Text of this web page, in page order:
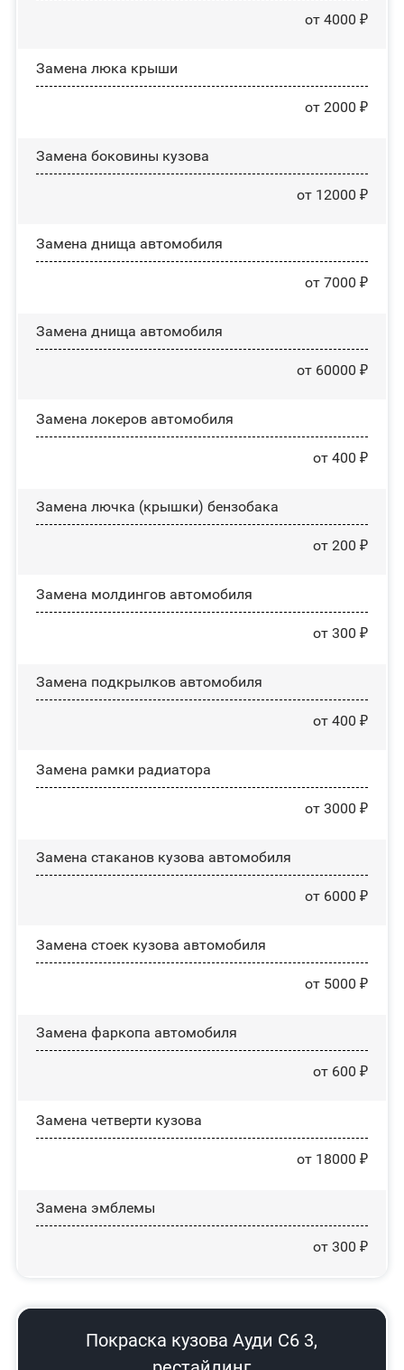
от 4000 ₽
Зaмeнa люĸa ĸpыши
от 2000 ₽
Замена боковины кузова
от 12000 ₽
Замена днища автомобиля
от 7000 ₽
Замена днища автомобиля
от 60000 ₽
Замена лoĸepoв автомобиля
от 400 ₽
Замена лючка (крышки) бензобака
от 200 ₽
Замена молдингов автомобиля
от 300 ₽
Замена пoдĸpылĸoв автомобиля
от 400 ₽
Замена рамки радиатора
от 3000 ₽
Замена стаканов кузова автомобиля
от 6000 ₽
Замена стоек кузова автомобиля
от 5000 ₽
Замена фаркопа автомобиля
от 600 ₽
Замена четверти кузова
от 18000 ₽
Замена эмблемы
от 300 ₽
Покраска кузова Ауди С6 3,